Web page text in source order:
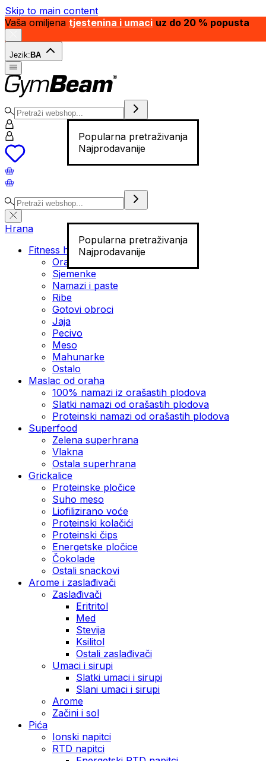
Skip to main content
Vaša omiljena tjestenina i umaci uz do 20 % popusta
Jezik: BA
Popularna pretraživanja
Najprodavanije
Popularna pretraživanja
Najprodavanije
Hrana
Fitness hrana
Orašasti plodovi
Sjemenke
Namazi i paste
Ribe
Gotovi obroci
Jaja
Pecivo
Meso
Mahunarke
Ostalo
Maslac od oraha
100% namazi iz orašastih plodova
Slatki namazi od orašastih plodova
Proteinski namazi od orašastih plodova
Superfood
Zelena superhrana
Vlakna
Ostala superhrana
Grickalice
Proteinske pločice
Suho meso
Liofilizirano voće
Proteinski kolačići
Proteinski čips
Energetske pločice
Čokolade
Ostali snackovi
Arome i zaslađivači
Zaslađivači
Eritritol
Med
Stevija
Ksilitol
Ostali zaslađivači
Umaci i sirupi
Slatki umaci i sirupi
Slani umaci i sirupi
Arome
Začini i sol
Pića
Ionski napitci
RTD napitci